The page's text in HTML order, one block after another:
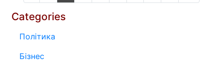
Categories
Політика
Бізнес